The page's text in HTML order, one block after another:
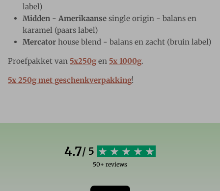
label)
Midden - Amerikaanse single origin - balans en
karamel (paars label)
Mercator house blend - balans en zacht (bruin label)
Proefpakket van 5x250g en 5x 1000g.
5x 250g met geschenkverpakking!
4.7/ 5
50+ reviews